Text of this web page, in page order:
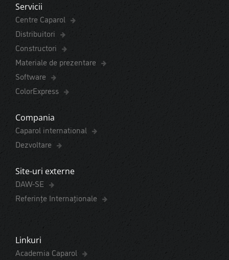
Servicii
Centre Caparol
Distribuitori
Constructori
Materiale de prezentare
Software
ColorExpress
Compania
Caparol international
Dezvoltare
Site-uri externe
DAW-SE
Referințe Internaționale
Linkuri
Academia Caparol